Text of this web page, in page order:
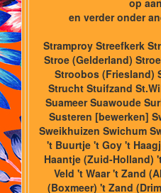
op
en verder onder
Stramproy Streefkerk
Stroe (Gelderland)
Stroobos (Friesland)
Strucht Stuifzand
Suameer Suawoude
Susteren [bewerken]
Sweikhuizen Swichum
't Buurtje 't Goy 't
Haantje (Zuid-Holland)
Veld 't Waar 't Zand
(Boxmeer) 't Zand